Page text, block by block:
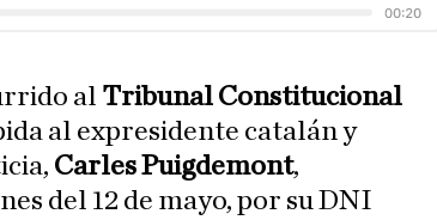
al Tribunal Constitucional
al expresidente catalán y
Carles Puigdemont,
del 12 de mayo, por su DNI